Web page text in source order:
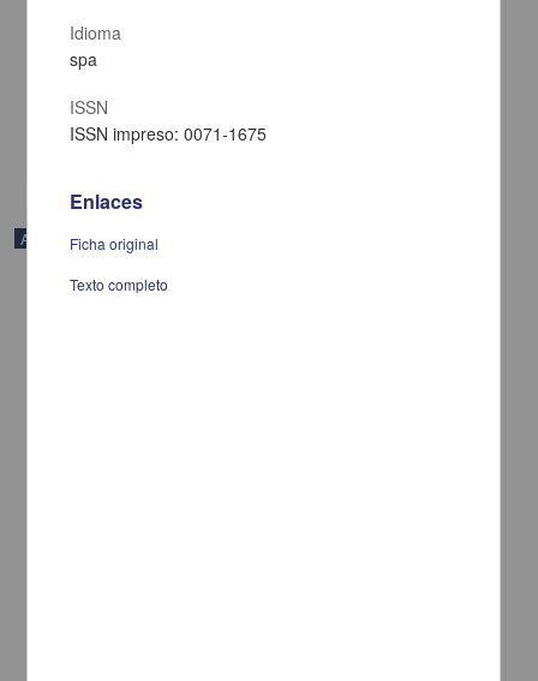
Dialectología náhuatl de Morelos: un estudio preliminar
Dakin, Karen - Instituto de Investigaciones Históricas, UNAM
Artes y Humanidades
Artículo
Idioma
spa
ISSN
ISSN impreso: 0071-1675
Enlaces
Ficha original
Texto completo